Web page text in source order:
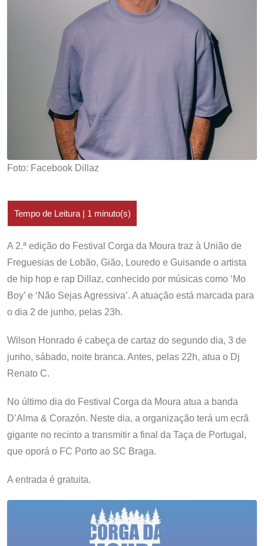
Foto: Facebook Dillaz
A 2.ª edição do Festival Corga da Moura traz à União de
Freguesias de Lobão, Gião, Louredo e Guisande o artista
de hip hop e rap Dillaz, conhecido por músicas como ‘Mo
Boy’ e ‘Não Sejas Agressiva’. A atuação está marcada para
o dia 2 de junho, pelas 23h.
Wilson Honrado é cabeça de cartaz do segundo dia, 3 de
junho, sábado, noite branca. Antes, pelas 22h, atua o Dj
Renato C.
No último dia do Festival Corga da Moura atua a banda
D’Alma & Corazón. Neste dia, a organização terá um ecrã
gigante no recinto a transmitir a final da Taça de Portugal,
que oporá o FC Porto ao SC Braga.
A entrada é gratuita.